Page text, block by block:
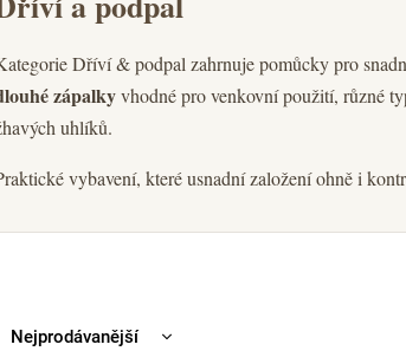
Dříví & podpal zahrnuje pomůcky pro
zápalkyvhodné pro venkovní použití, různé
uhlíků.
vybavení, které usnadní založení ohně i
Nejprodávanější